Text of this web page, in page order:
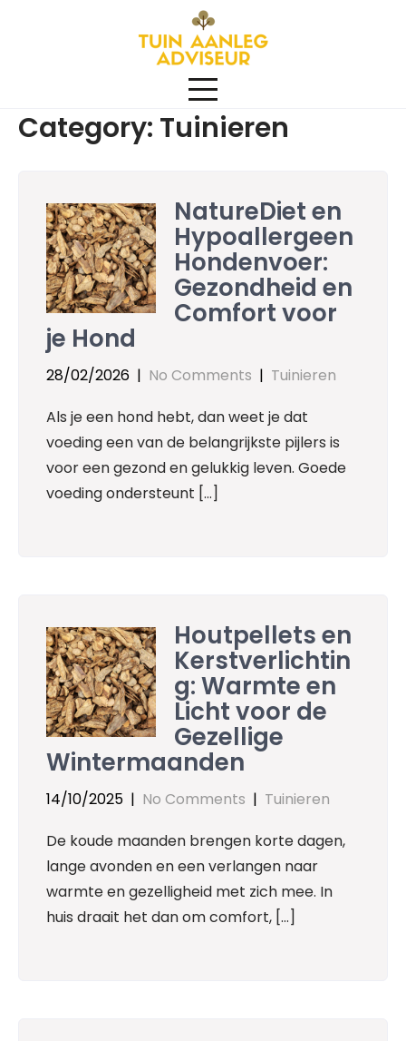
Category: Tuinieren
NatureDiet en
Hypoallergeen
Hondenvoer:
Gezondheid en
Comfort voor
je Hond
28/02/2026 | No Comments | Tuinieren
Als je een hond hebt, dan weet je dat
voeding een van de belangrijkste pijlers is
voor een gezond en gelukkig leven. Goede
voeding ondersteunt […]
Houtpellets en
Kerstverlichtin
g: Warmte en
Licht voor de
Gezellige
Wintermaanden
14/10/2025 | No Comments | Tuinieren
De koude maanden brengen korte dagen,
lange avonden en een verlangen naar
warmte en gezelligheid met zich mee. In
huis draait het dan om comfort, […]